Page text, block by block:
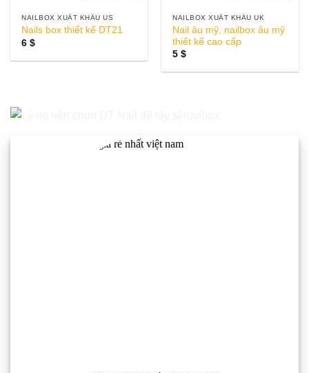
NAILBOX XUẤT KHẨU US
Nails box thiết kế DT21
6$
NAILBOX XUẤT KHẨU UK
Nail âu mỹ, nailbox âu mỹ
thiết kế cao cấp
5$